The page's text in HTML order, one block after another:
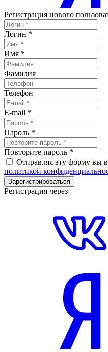
Регистрация нового
Логин *
Имя *
Фамилия
Телефон
E-mail *
Пароль *
Повторите пароль *
Отправляя эту форму вы
политикой
Зарегистрироваться
Регистрация через